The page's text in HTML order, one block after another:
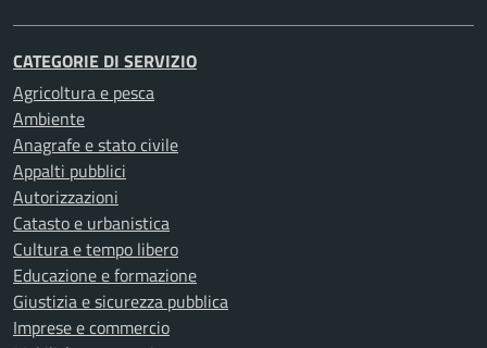
CATEGORIE DI SERVIZIO
Agricoltura e pesca
Ambiente
Anagrafe e stato civile
Appalti pubblici
Autorizzazioni
Catasto e urbanistica
Cultura e tempo libero
Educazione e formazione
Giustizia e sicurezza pubblica
Imprese e commercio